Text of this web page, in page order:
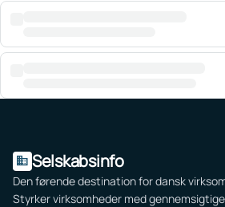
domain Selskabsinfo
Den førende destination for dansk
Styrker virksomheder med